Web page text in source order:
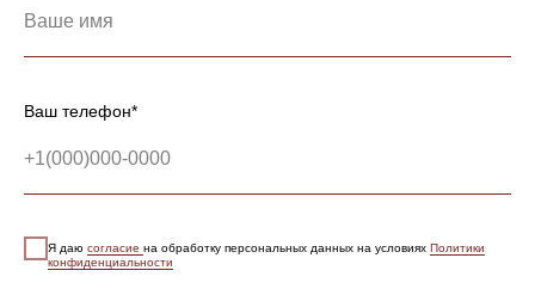
Ваш телефон*
Я даю согласие на обработку персональных данных на условиях Политики
конфиденциальности